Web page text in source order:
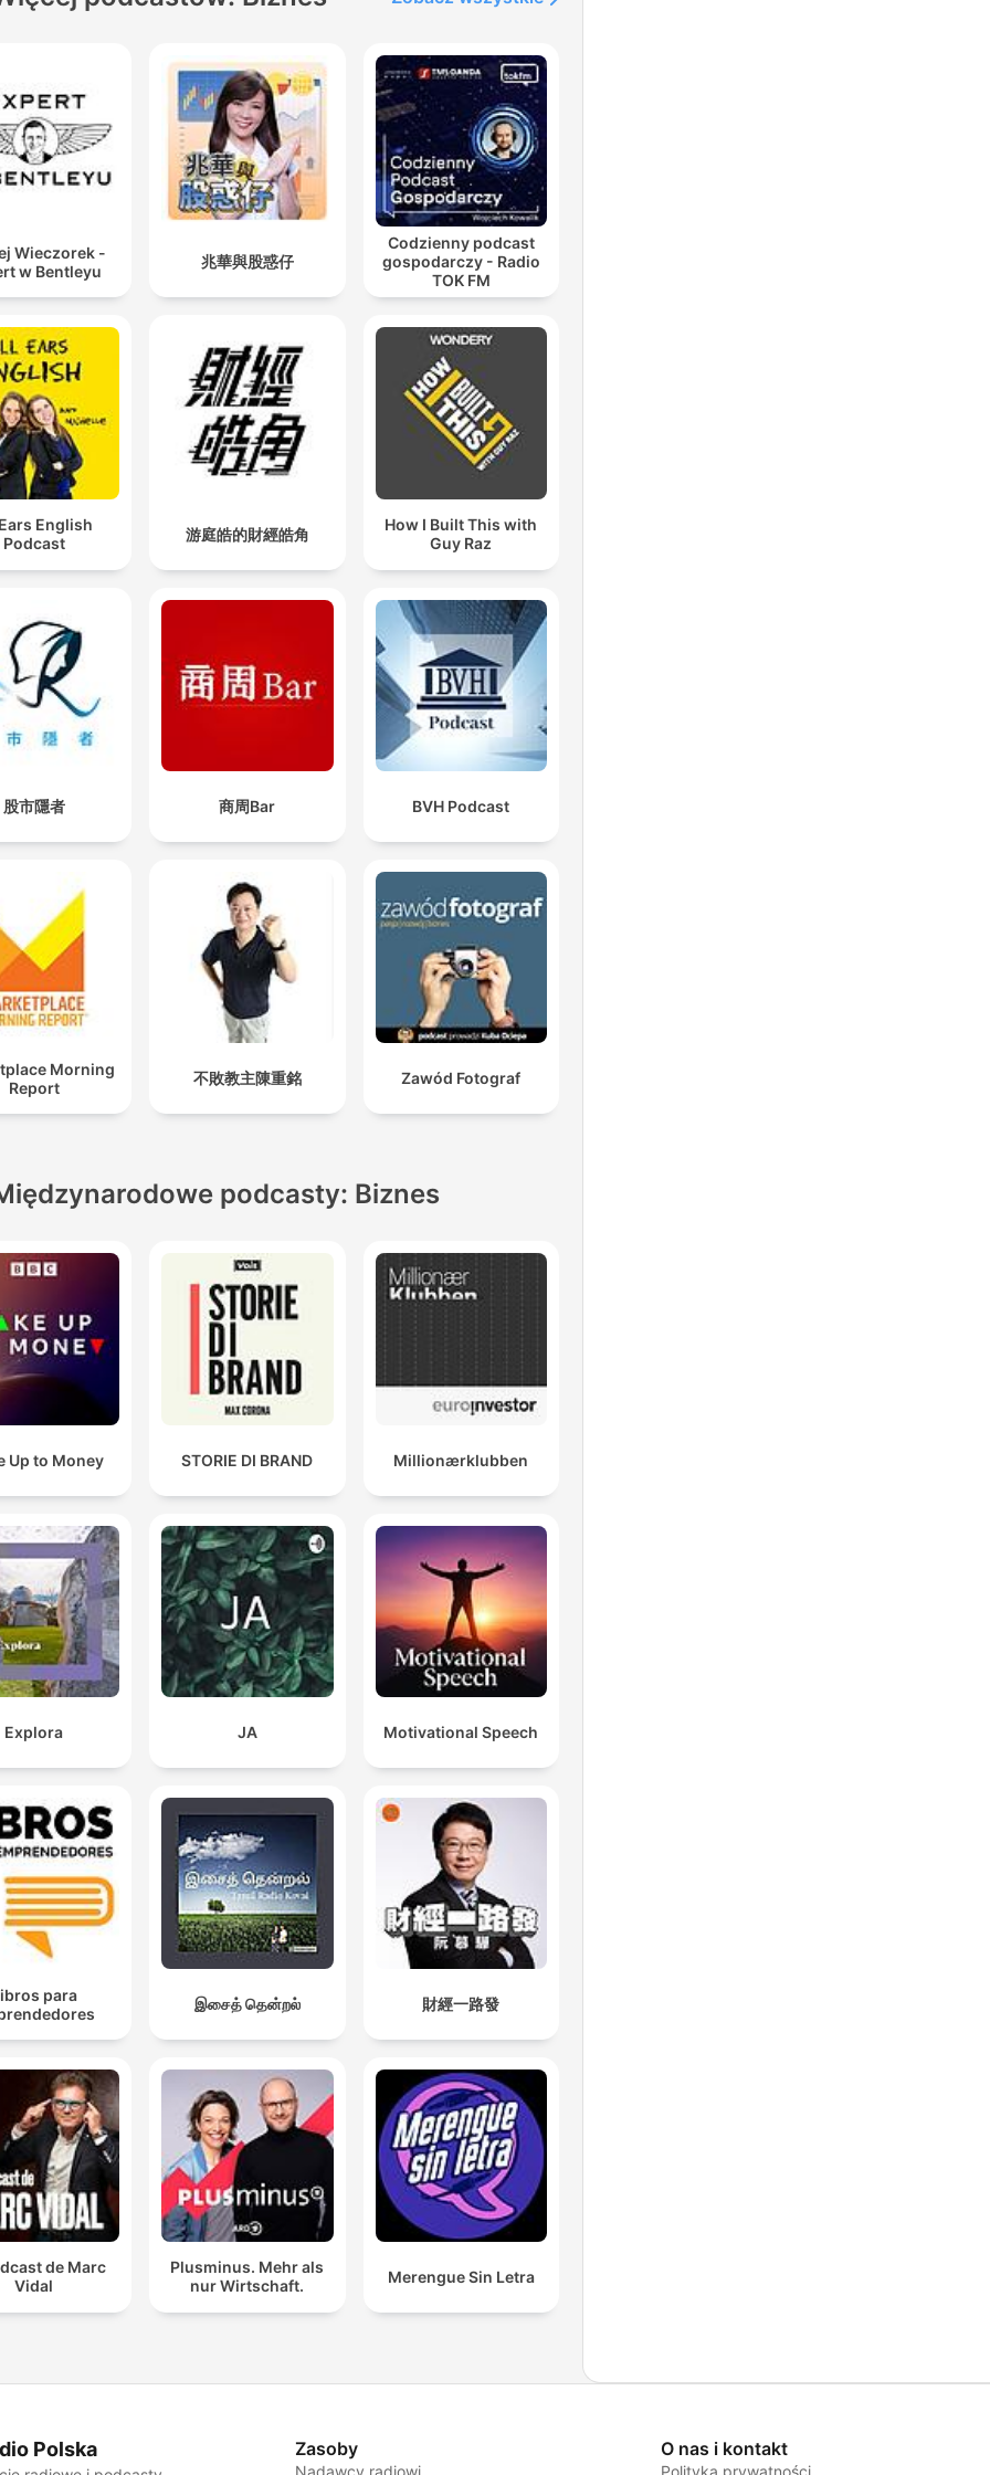
Wieczorek -
w Bentleyu
兆華與股惑仔
Codzienny podcast
gospodarczy - Radio
TOK FM
English
Podcast
游庭皓的財經皓角
How I Built This with
Guy Raz
股市隱者 商周Bar BVH Podcast
Morning
Report
不敗教主陳重銘 Zawód Fotograf
podcasty: Biznes
Up to Money STORIE DI BRAND Millionærklubben
Explora JA Motivational Speech
para
இசைத் தென்றல் 財經一路發
de Marc
Vidal
Plusminus. Mehr als
nur Wirtschaft.
Merengue Sin Letra
Polska Zasoby
Nadawcy radiowi
O nas i kontakt
Polityka prywatności